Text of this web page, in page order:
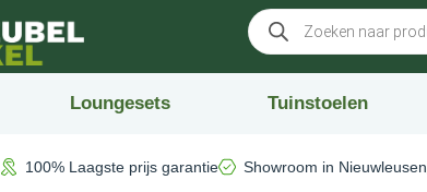
Loungesets Tuinstoelen
100% Laagste prijs garantie Showroom in Nieuwleusen